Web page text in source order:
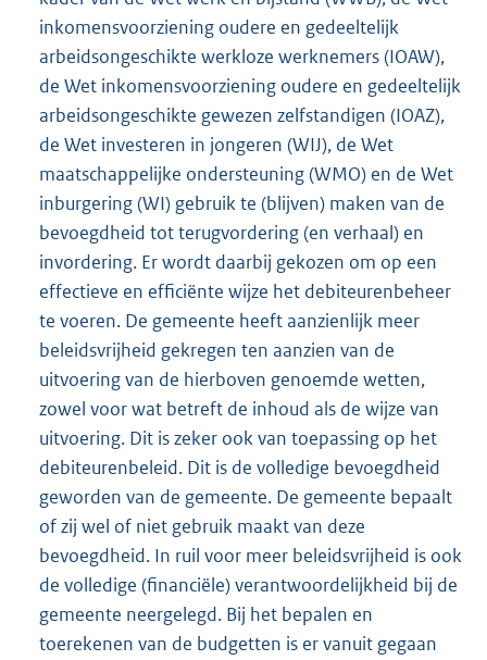
inkomensvoorziening oudere en gedeeltelijk
arbeidsongeschikte werkloze werknemers (IOAW),
de Wet inkomensvoorziening oudere en gedeeltelijk
arbeidsongeschikte gewezen zelfstandigen (IOAZ),
de Wet investeren in jongeren (WIJ), de Wet
maatschappelijke ondersteuning (WMO) en de Wet
inburgering (WI) gebruik te (blijven) maken van de
bevoegdheid tot terugvordering (en verhaal) en
invordering. Er wordt daarbij gekozen om op een
effectieve en efficiënte wijze het debiteurenbeheer
te voeren. De gemeente heeft aanzienlijk meer
beleidsvrijheid gekregen ten aanzien van de
uitvoering van de hierboven genoemde wetten,
zowel voor wat betreft de inhoud als de wijze van
uitvoering. Dit is zeker ook van toepassing op het
debiteurenbeleid. Dit is de volledige bevoegdheid
geworden van de gemeente. De gemeente bepaalt
of zij wel of niet gebruik maakt van deze
bevoegdheid. In ruil voor meer beleidsvrijheid is ook
de volledige (financiële) verantwoordelijkheid bij de
gemeente neergelegd. Bij het bepalen en
toerekenen van de budgetten is er vanuit gegaan